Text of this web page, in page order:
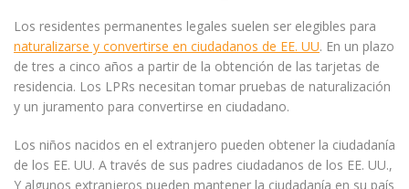
Los residentes permanentes legales suelen ser elegibles para
naturalizarse y convertirse en ciudadanos de EE. UU. En un plazo
de tres a cinco años a partir de la obtención de las tarjetas de
residencia. Los LPRs necesitan tomar pruebas de naturalización
y un juramento para convertirse en ciudadano.
Los niños nacidos en el extranjero pueden obtener la ciudadanía
de los EE. UU. A través de sus padres ciudadanos de los EE. UU.,
Y algunos extranjeros pueden mantener la ciudadanía en su país